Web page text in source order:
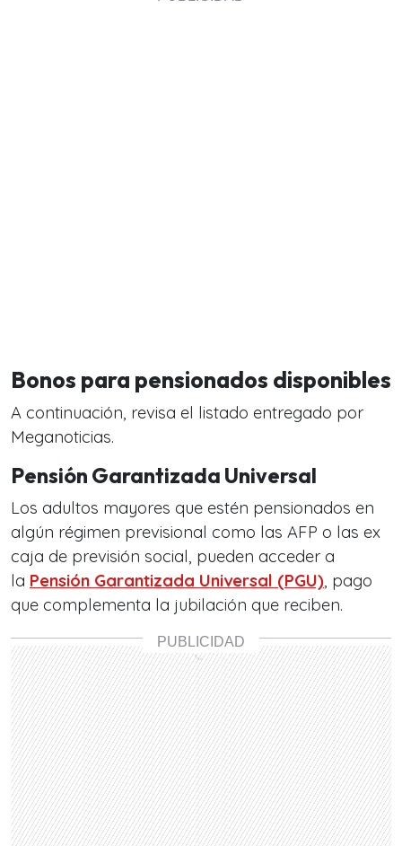
Bonos para pensionados disponibles
A continuación, revisa el listado entregado por
Meganoticias.
Pensión Garantizada Universal
Los adultos mayores que estén pensionados en
algún régimen previsional como las AFP o las ex
caja de previsión social, pueden acceder a
la Pensión Garantizada Universal (PGU), pago
que complementa la jubilación que reciben.